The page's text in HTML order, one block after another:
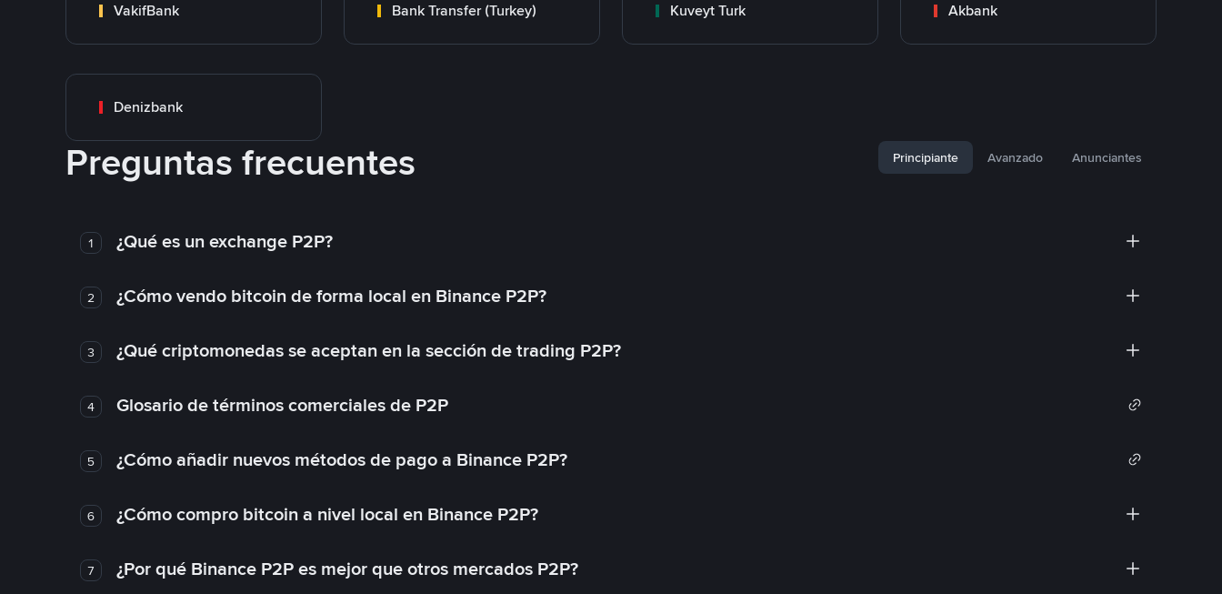
VakifBank Bank Transfer (Turkey) Kuveyt Turk Akbank
Denizbank
Preguntas frecuentes Principiante Avanzado Anunciantes
1 ¿Qué es un exchange P2P?
2 ¿Cómo vendo bitcoin de forma local en Binance P2P?
3 ¿Qué criptomonedas se aceptan en la sección de trading P2P?
4 Glosario de términos comerciales de P2P
5 ¿Cómo añadir nuevos métodos de pago a Binance P2P?
6 ¿Cómo compro bitcoin a nivel local en Binance P2P?
7 ¿Por qué Binance P2P es mejor que otros mercados P2P?